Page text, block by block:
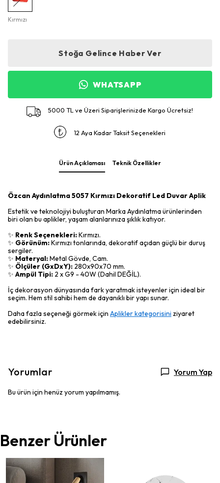
Kırmızı
Stoğa Gelince Haber Ver
WHATSAPP
5000 TL ve Üzeri Siparişlerinizde Kargo Ücretsiz!
12 Aya Kadar Taksit Seçenekleri
Ürün Açıklaması Teknik Özellikler
Özcan Aydınlatma 5057 Kırmızı Dekoratif Led Duvar Aplik
Estetik ve teknolojiyi buluşturan Marka Aydınlatma ürünlerinden
biri olan bu aplikler, yaşam alanlarınıza şıklık katıyor.
✨ Renk Seçenekleri:Kırmızı.
✨ Görünüm:Kırmızı tonlarında, dekoratif açıdan güçlü bir duruş
sergiler.
✨ Materyal:Metal Gövde, Cam.
✨ Ölçüler (GxDxY): 280x90x70 mm.
✨ Ampül Tipi: 2 x G9 - 40W (Dahil DEĞİL).
İç dekorasyon dünyasında fark yaratmak isteyenler için ideal bir
seçim. Hem stil sahibi hem de dayanıklı bir yapı sunar.
Daha fazla seçeneği görmek için Aplikler kategorisini ziyaret
edebilirsiniz.
Yorumlar Yorum Yap
Bu ürün için henüz yorum yapılmamış.
Benzer Ürünler